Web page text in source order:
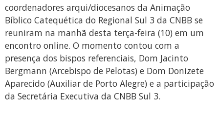
coordenadores arqui/diocesanos da Animação
Bíblico Catequética do Regional Sul 3 da CNBB se
reuniram na manhã desta terça-feira (10) em um
encontro online. O momento contou com a
presença dos bispos referenciais, Dom Jacinto
Bergmann (Arcebispo de Pelotas) e Dom Donizete
Aparecido (Auxiliar de Porto Alegre) e a participação
da Secretária Executiva da CNBB Sul 3.